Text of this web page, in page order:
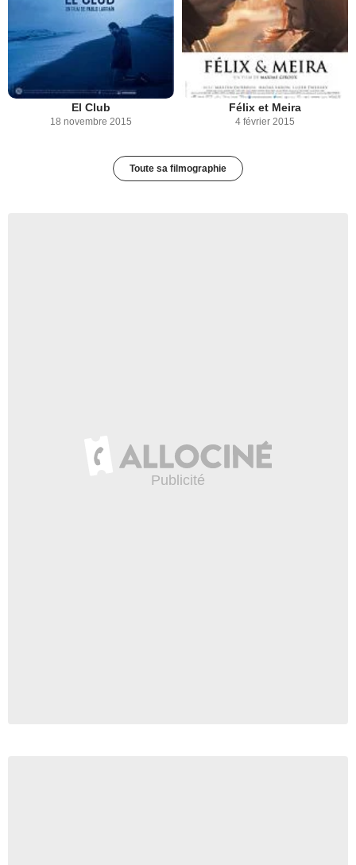
El Club
18 novembre 2015
Félix et Meira
4 février 2015
Toute sa filmographie